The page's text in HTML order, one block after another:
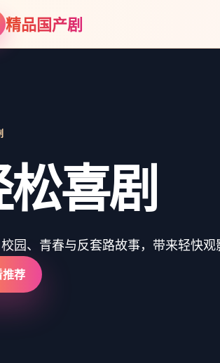
精品国产剧
喜剧
园、青春与反套路故事，带来轻快观
荐